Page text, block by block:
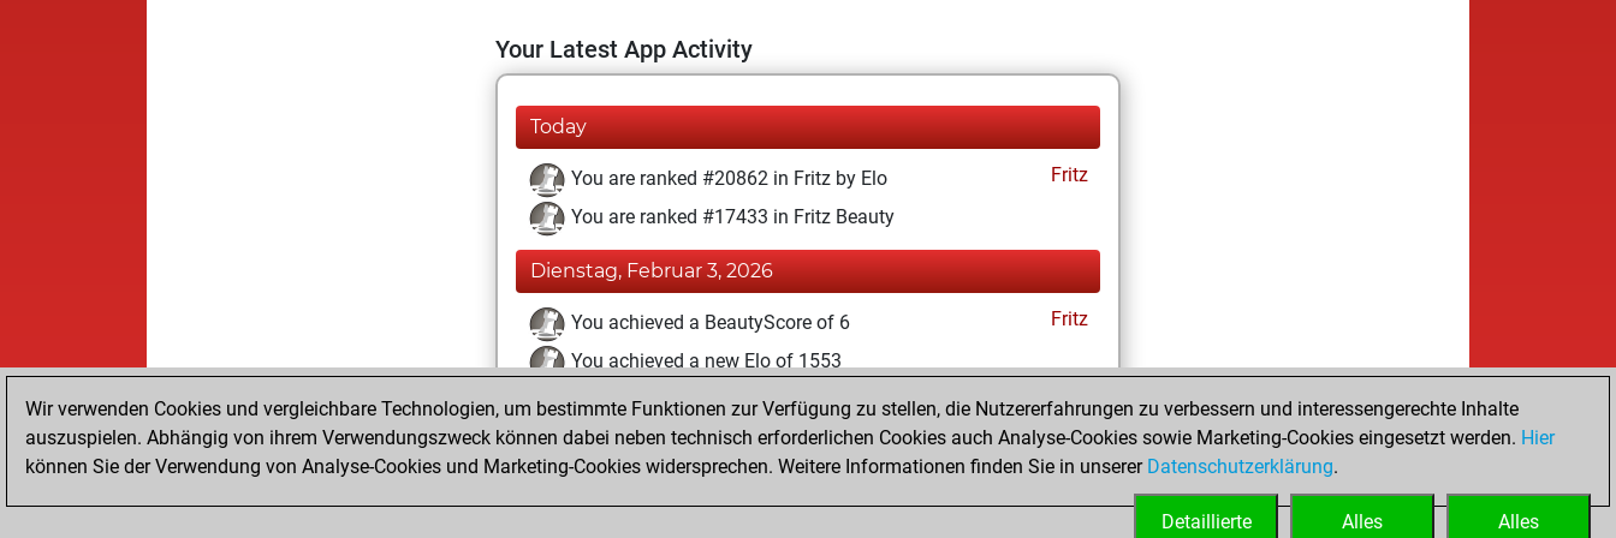
Your Latest App Activity
Today
You are ranked #20862 in Fritz by Elo
Fritz
You are ranked #17433 in Fritz Beauty
Dienstag, Februar 3, 2026
You achieved a BeautyScore of 6
Fritz
You achieved a new Elo of 1553
Montag, Februar 2, 2026
You created your Fritz account Fritz
Wir verwenden Cookies und vergleichbare Technologien, um bestimmte Funktionen zur Verfügung zu stellen, die Nutzererfahrungen zu verbessern und interessengerechte Inhalte
auszuspielen. Abhängig von ihrem Verwendungszweck können dabei neben technisch erforderlichen Cookies auch Analyse-Cookies sowie Marketing-Cookies eingesetzt werden. Hier
können Sie der Verwendung von Analyse-Cookies und Marketing-Cookies widersprechen. Weitere Informationen finden Sie in unserer Datenschutzerklärung.
Alles
Alles
Detaillierte